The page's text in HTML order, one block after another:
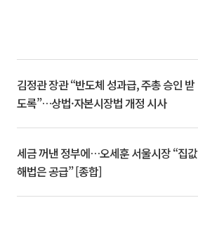
김정관 장관 “반도체 성과급, 주총 승인 받
도록”…상법·자본시장법 개정 시사
세금 꺼낸 정부에…오세훈 서울시장 “집값
해법은 공급” [종합]